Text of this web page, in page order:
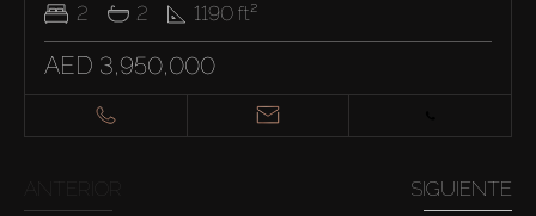
2
2 1190 ft²
AED 3,950,000
SIGUIENTE